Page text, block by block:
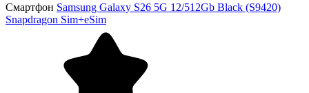
Смартфон Samsung Galaxy S26 5G 12/512Gb Black (S9420)
Snapdragon Sim+eSim